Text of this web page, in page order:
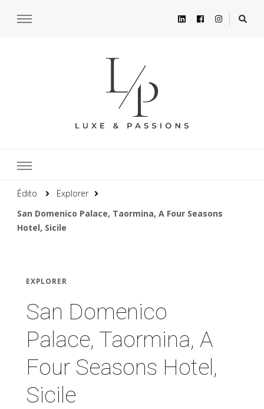
Édito
Explorer
San Domenico Palace, Taormina, A Four Seasons
Hotel, Sicile
EXPLORER
San Domenico
Palace, Taormina, A
Four Seasons Hotel,
Sicile